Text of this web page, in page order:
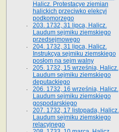
Halicz. Protestacye ziemian
halickich przeciwko elekcyi
podkomorzego
203. 1732, 31 lipca, Halicz.
Laudum sejmiku ziemskiego
przedsejmowego
204. 1732, 31 lipca, Halicz.
Instrukcya sejmiku ziemskiego
posłom na sejm walny
205. 1732, 15 września, Halicz.
Laudum sejmiku ziemskiego
deputackiego
206. 1732, 16 września, Halicz.
Laudum sejmiku ziemskiego
gospodarskiego
207. 1732, 17 listopada, Halicz.
Laudum sejmiku ziemskiego
relacyjnego